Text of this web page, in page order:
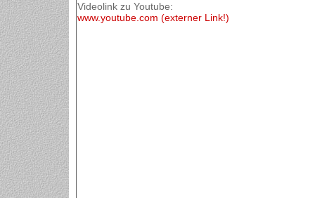
Videolink zu Youtube:
www.youtube.com (externer Link!)